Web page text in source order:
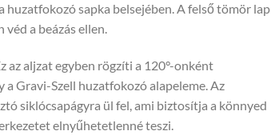
sapka belsejében. A felső tömör lap
a beázás ellen.
az aljzat egyben rögzíti a 120°-onként
Gravi-Szell huzatfokozó alapeleme. Az
siklócsapágyra ül fel, ami biztosítja a könnyed
elnyűhetetlenné teszi.